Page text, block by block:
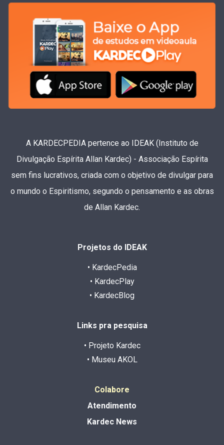
A KARDECPEDIA pertence ao IDEAK (Instituto de
Divulgação Espírita Allan Kardec) - Associação Espírita
sem fins lucrativos, criada com o objetivo de divulgar para
o mundo o Espiritismo, segundo o pensamento e as obras
de Allan Kardec.
Projetos do IDEAK
• KardecPedia
• KardecPlay
• KardecBlog
Links pra pesquisa
• Projeto Kardec
• Museu AKOL
Colabore
Atendimento
Kardec News